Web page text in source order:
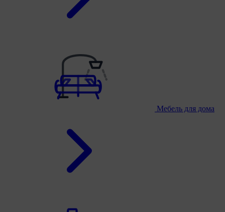
Мебель для дома